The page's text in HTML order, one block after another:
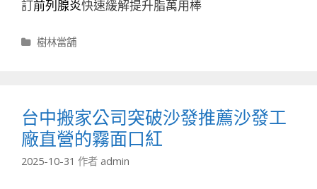
訂前列腺炎快速緩解提升脂萬用棒
分
樹林當舖
台中搬家公司突破沙發推薦沙發工
廠直營的霧面口紅
2025-10-31 作者 admin